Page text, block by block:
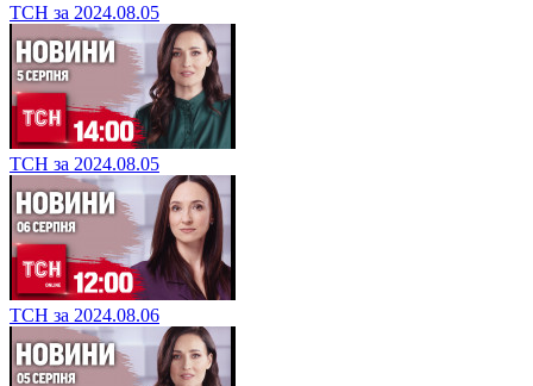
ТСН за 2024.08.05
ТСН за 2024.08.05
ТСН за 2024.08.06